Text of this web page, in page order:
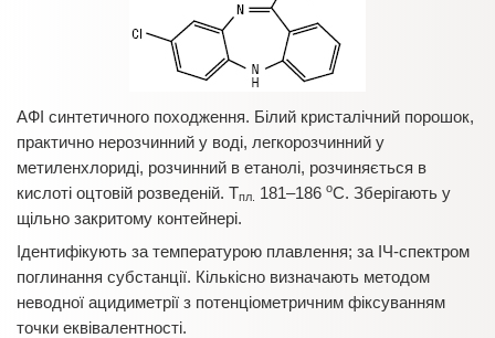
АФІ синтетичного походження. Білий кристалічний порошок,
практично нерозчинний у воді, легкорозчинний у
метиленхлориді, розчинний в етанолі, розчиняється в
кислоті оцтовій розведеній. Тпл. 181–186 оС. Зберігають у
щільно закритому контейнері.
Ідентифікують за температурою плавлення; за ІЧ-спектром
поглинання субстанції. Кількісно визначають методом
неводної ацидиметрії з потенціометричним фіксуванням
точки еквівалентності.